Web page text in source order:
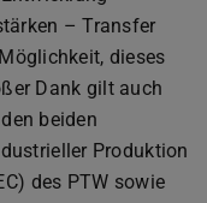
– Transfer
dieses
Dank gilt auch
beiden
Produktion
des PTW sowie